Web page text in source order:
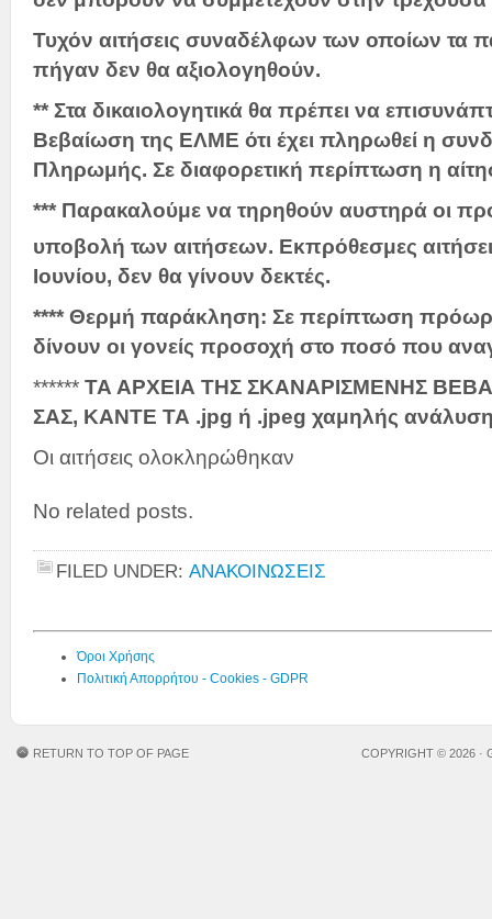
Τυχόν αιτήσεις συναδέλφων των οποίων τα
πήγαν δεν θα αξιολογηθούν.
** Στα δικαιολογητικά θα πρέπει να
Βεβαίωση της ΕΛΜΕ ότι έχει πληρωθεί η
Πληρωμής. Σε διαφορετική περίπτωση η
*** Παρακαλούμε να τηρηθούν αυστηρά οι
υποβολή των αιτήσεων. Εκπρόθεσμες
Ιουνίου, δεν θα γίνουν δεκτές.
**** Θερμή παράκληση: Σε περίπτωση
δίνουν οι γονείς προσοχή στο ποσό που
****** ΤΑ ΑΡΧΕΙΑ ΤΗΣ ΣΚΑΝΑΡΙΣΜΕΝΗΣ
ΣΑΣ, ΚΑΝΤΕ ΤΑ .jpg ή .jpeg χαμηλής
Οι αιτήσεις ολοκληρώθηκαν
No related posts.
FILED UNDER: ΑΝΑΚΟΙΝΩΣΕΙΣ
Όροι Χρήσης
Πολιτική Απορρήτου - Cookies - GDPR
RETURN TO TOP OF PAGE COPYRIGHT © 2026 ·